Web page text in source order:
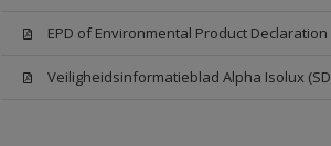
EPD of Environmental Product Declaration
Veiligheidsinformatieblad Alpha Isolux